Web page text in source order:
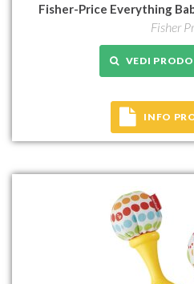
Fisher-Price Everything
Fisher
VEDI
INFO